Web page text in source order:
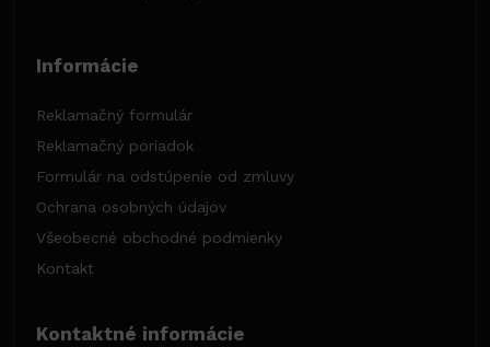
Informácie
Reklamačný formulár
Reklamačný poriadok
Formulár na odstúpenie od zmluvy
Ochrana osobných údajov
Všeobecné obchodné podmienky
Kontakt
Kontaktné informácie